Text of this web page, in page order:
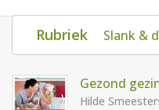
Rubriek Slank &
Gezond
Hilde